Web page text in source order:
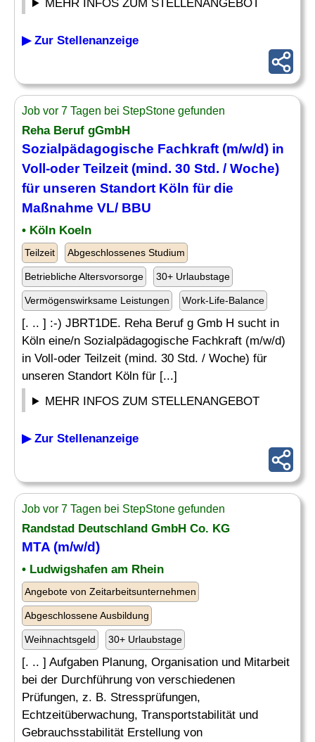
MEHR INFOS ZUM STELLENANGEBOT
▶ Zur Stellenanzeige
Job vor 7 Tagen bei StepStone gefunden
Reha Beruf gGmbH
Sozialpädagogische Fachkraft (m/w/d) in
Voll-oder Teilzeit (mind. 30 Std. / Woche)
für unseren Standort Köln für die
Maßnahme VL/ BBU
• Köln Koeln
Teilzeit Abgeschlossenes Studium
Betriebliche Altersvorsorge 30+ Urlaubstage
Vermögenswirksame Leistungen Work-Life-Balance
[. .. ] :-) JBRT1DE. Reha Beruf g Gmb H sucht in
Köln eine/n Sozialpädagogische Fachkraft (m/w/d)
in Voll-oder Teilzeit (mind. 30 Std. / Woche) für
unseren Standort Köln für [...]
MEHR INFOS ZUM STELLENANGEBOT
▶ Zur Stellenanzeige
Job vor 7 Tagen bei StepStone gefunden
Randstad Deutschland GmbH Co. KG
MTA (m/w/d)
• Ludwigshafen am Rhein
Angebote von Zeitarbeitsunternehmen
Abgeschlossene Ausbildung
Weihnachtsgeld 30+ Urlaubstage
[. .. ] Aufgaben Planung, Organisation und Mitarbeit
bei der Durchführung von verschiedenen
Prüfungen, z. B. Stressprüfungen,
Echtzeitüberwachung, Transportstabilität und
Gebrauchsstabilität Erstellung von